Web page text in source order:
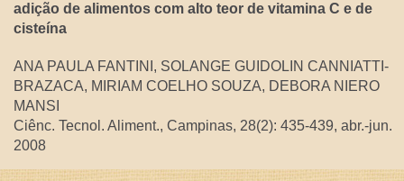
adição de alimentos com alto teor de vitamina C e de
cisteína
ANA PAULA FANTINI, SOLANGE GUIDOLIN CANNIATTI-
BRAZACA, MIRIAM COELHO SOUZA, DEBORA NIERO
MANSI
Ciênc. Tecnol. Aliment., Campinas, 28(2): 435-439, abr.-jun.
2008